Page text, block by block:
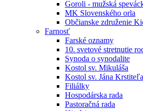
Goroli - mužská
MK Slovenského orla
Občianske združenie
Farnosť
Farské oznamy
10. svetové stretnutie
Synoda o synodalite
Kostol sv. Mikuláša
Kostol sv. Jána Krstiteľa
Filiálky
Hospodárska rada
Pastoračná rada